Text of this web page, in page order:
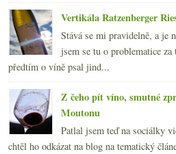
Vertikála Ratzenberger
Stává se mi pravidelně, a je
jsem se tu o problematice
předtím o víně psal jind...
Z čeho pít víno, smutné
Moutonu
Patlal jsem teď na sociálky
chtěl ho odkázat na blog na tematický